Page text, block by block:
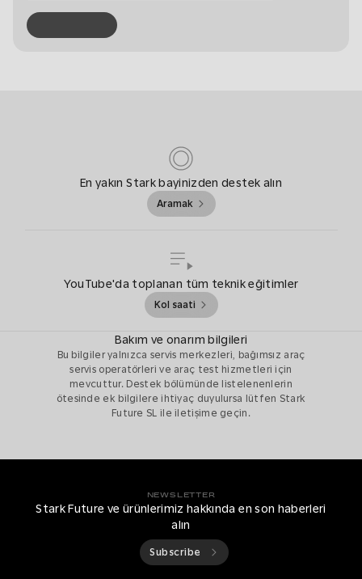
En yakın Stark bayinizden destek alın
Aramak
YouTube'da toplanan tüm teknik eğitimler
Kol saati
Bakım ve onarım bilgileri
Bu bilgiler yalnızca servis merkezleri, bağımsız araç
servis operatörleri ve araç test hizmetleri için
mevcuttur. Destek bölümünde listelenenlerin
ötesinde ek bilgilere ihtiyaç duyulursa lütfen Stark
Future SL ile iletişime geçin.
NEWSLETTER
Stark Future ve ürünlerimiz hakkında en son haberleri
alın
Subscribe